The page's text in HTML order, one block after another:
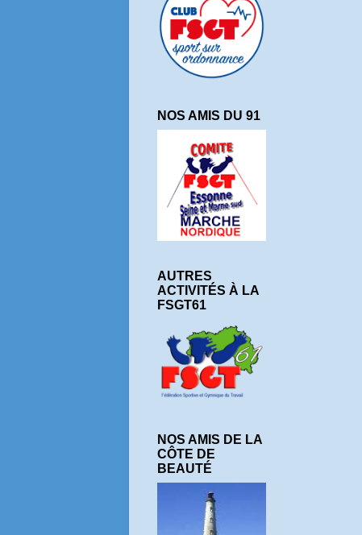
NOS AMIS DU 91
AUTRES
ACTIVITÉS À LA
FSGT61
NOS AMIS DE LA
CÔTE DE
BEAUTÉ